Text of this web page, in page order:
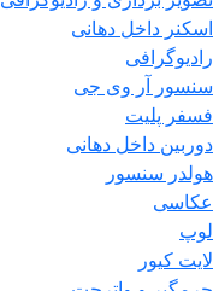
اسکنر داخل دهانی
رادیوگرافی
سنسور آر وی جی
فسفر پلیت
دوربین داخل دهانی
هولدر سنسور
عکاسی
لوپ
لایت کیور